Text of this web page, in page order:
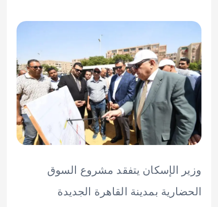
الإسكان يتفقد مشروع السوق
بمدينة القاهرة الجديدة